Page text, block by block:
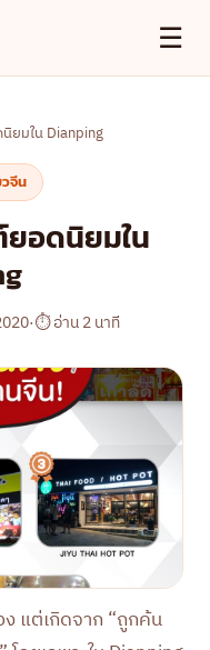
☰
ยมใน Dianping
จีน
ยอดนิยมใน
·⏱ อ่าน 2 นาที
แต่เกิดจาก “ถูกค้น